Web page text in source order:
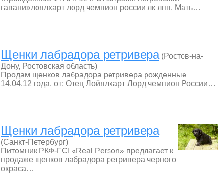
гавани»лоялхарт лорд чемпион россии лк лпп. Мать…
Щенки лабрадора ретривера(Ростов-на-
Дону, Ростовская область)
Продам щенков лабрадора ретривера рожденные
14.04.12 года. от; Отец Лойялхарт Лорд чемпион России…
Щенки лабрадора ретривера
(Санкт-Петербург)
Питомник РКФ-FCI «Real Person» предлагает к
продаже щенков лабрадора ретривера черного
окраса…